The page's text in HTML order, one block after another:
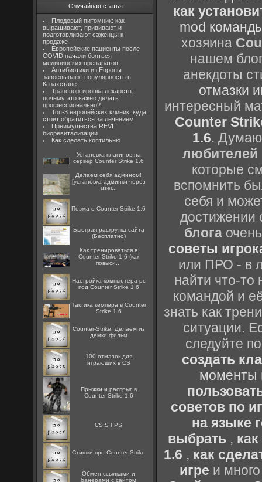
Случайная статья
Плодовый питомник: как
выращивают, прививают и
подготавливают саженцы к
продаже
Европейские пациенты после
COVID начали бояться
медицинских препаратов
Антибиотики из Европы
завоевывают популярность в
Казахстане
Транспортировка лекарств:
почему это важно делать
профессионально?
Топ-3 европейских клиник, куда
стоит обратиться за лечением
Преимущества REVI
биоревитализации
Как сделать коптильню
Установка плагинов на
сервер Counter Strike 1.6
Делаем себя админом!
[установка админки через
user...
Поэма о Counter Strike 1.6
Быстрая раскрутка сайта
(Бесплатно)
Как тренироваться в
Counter Strike 1.6 (как
повыси...
Настройка компьютера pc
под Counter Strike 1.6
Тактика кемпера в Counter
Strike 1.6
Counter-Strike: Делаем из
демки фильм
100 отмазок для
играющих в CS
Прыжки и распрыг в
Counter Strike 1.6
CS:S FPS
Стишки про Counter Strike
Oбмен ссылками и
банерами с сайтом
как
mod
хозяина
нашем
анекдоты
отмазки
интересный
Counter
1.6. Думаю
любителей
которые
вспомнить
себя и
достижении
блога
советы
или ПРО - в
найти что-то
командой и
знать как
ситуации.
следуйте
создать
моменты
советов по
на языке
выбрать ,
1.6 , как
игре и